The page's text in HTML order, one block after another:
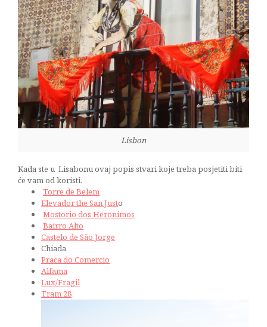
Lisbon
Kada ste u Lisabonu ovaj popis stvari koje treba posjetiti biti
će vam od koristi.
Torre de Belem
Elevador the San Justo
Mostorio dos Heronimos
Bairro Alto
Castelo de São Jorge
Chiada
Praca do Comercio
Alfama
Lux/Fragil
Tram 28